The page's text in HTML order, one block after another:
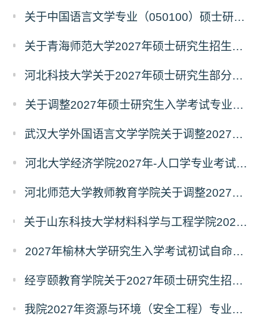
关于中国语言文学专业（050100）硕士研究生招生考试（初试）自命题科目变更的通知
关于青海师范大学2027年硕士研究生招生生物学、生态学专业考试科目调整的通知
河北科技大学关于2027年硕士研究生部分招生专业及初试自命题科目调整的公告
关于调整2027年硕士研究生入学考试专业初试科目的通知
武汉大学外国语言文学学院关于调整2027年硕士研究生统考初试自命题科目的公告
河北大学经济学院2027年-人口学专业考试科目调整公告
河北师范大学教师教育学院关于调整2027年全国硕士研究生招生考试初试科目的公告
关于山东科技大学材料科学与工程学院2027年硕士研究生招生考试自命题科目参考书目与考试模块调整说明
2027年榆林大学研究生入学考试初试自命题考试科目及大纲
经亨颐教育学院关于2027年硕士研究生招生考试科目和学科变化的通知
我院2027年资源与环境（安全工程）专业硕士研究生招生考试初试自命题科目调整通知